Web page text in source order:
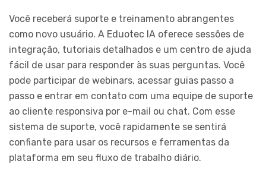
Você receberá suporte e treinamento abrangentes
como novo usuário. A Eduotec IA oferece sessões de
integração, tutoriais detalhados e um centro de ajuda
fácil de usar para responder às suas perguntas. Você
pode participar de webinars, acessar guias passo a
passo e entrar em contato com uma equipe de suporte
ao cliente responsiva por e-mail ou chat. Com esse
sistema de suporte, você rapidamente se sentirá
confiante para usar os recursos e ferramentas da
plataforma em seu fluxo de trabalho diário.